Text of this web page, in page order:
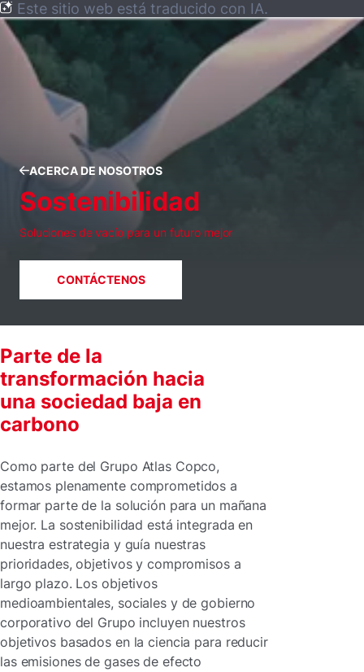
Este sitio web está traducido con IA.
ACERCA DE NOSOTROS
Sostenibilidad
Soluciones de vacío para un futuro mejor
CONTÁCTENOS
Parte de la
transformación hacia
una sociedad baja en
carbono
Como parte del Grupo Atlas Copco,
estamos plenamente comprometidos a
formar parte de la solución para un mañana
mejor. La sostenibilidad está integrada en
nuestra estrategia y guía nuestras
prioridades, objetivos y compromisos a
largo plazo. Los objetivos
medioambientales, sociales y de gobierno
corporativo del Grupo incluyen nuestros
objetivos basados en la ciencia para reducir
las emisiones de gases de efecto